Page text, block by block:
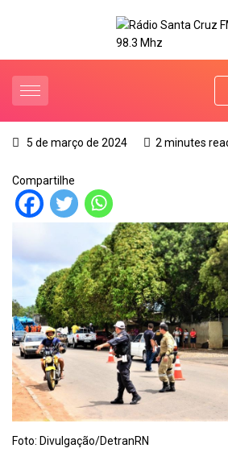
5 de março de 2024 2 minutes
Compartilhe
Foto: Divulgação/DetranRN